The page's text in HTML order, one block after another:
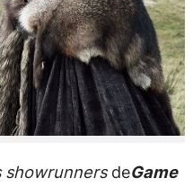
showrunnersdeGame